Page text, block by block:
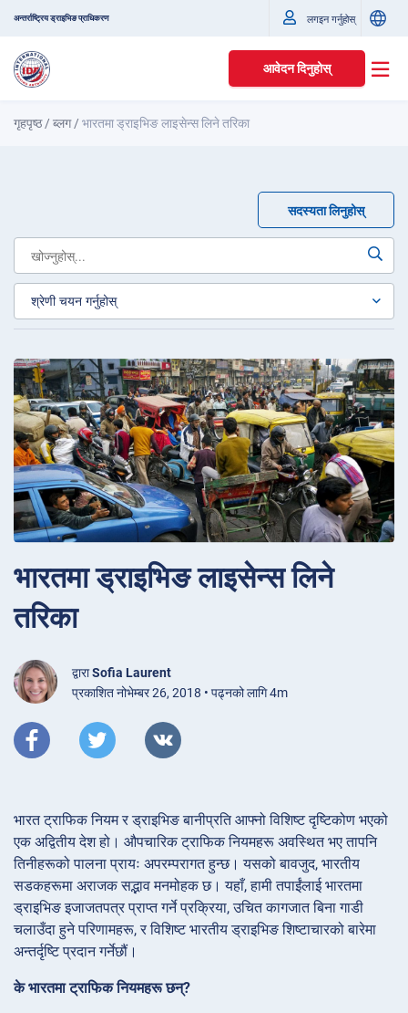
अन्तर्राष्ट्रिय ड्राइभिङ प्राधिकरण लगइन गर्नुहोस्
आवेदन दिनुहोस्
गृहपृष्ठ/ब्लग/भारतमा ड्राइभिङ लाइसेन्स लिने तरिका
सदस्यता लिनुहोस्
भारतमा ड्राइभिङ लाइसेन्स लिने
तरिका
द्वाराSofia Laurent
प्रकाशित नोभेम्बर 26, 2018 • पढ्नको लागि 4m
भारत ट्राफिक नियम र ड्राइभिङ बानीप्रति आफ्नो विशिष्ट दृष्टिकोण भएको
एक अद्वितीय देश हो। औपचारिक ट्राफिक नियमहरू अवस्थित भए तापनि
तिनीहरूको पालना प्रायः अपरम्परागत हुन्छ। यसको बावजुद, भारतीय
सडकहरूमा अराजक सद्भाव मनमोहक छ। यहाँ, हामी तपाईंलाई भारतमा
ड्राइभिङ इजाजतपत्र प्राप्त गर्ने प्रक्रिया, उचित कागजात बिना गाडी
चलाउँदा हुने परिणामहरू, र विशिष्ट भारतीय ड्राइभिङ शिष्टाचारको बारेमा
अन्तर्दृष्टि प्रदान गर्नेछौं।
के भारतमा ट्राफिक नियमहरू छन्?